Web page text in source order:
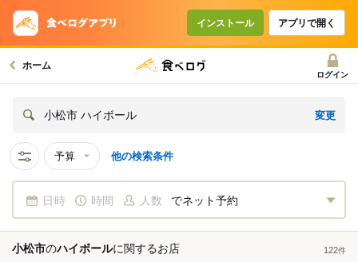
インストール アプリで開く
ホーム
ログイン
小松市 ハイボール 変更
予算 他の検索条件
日時 時間 人数 でネット予約
小松市のハイボールに関するお店 122件